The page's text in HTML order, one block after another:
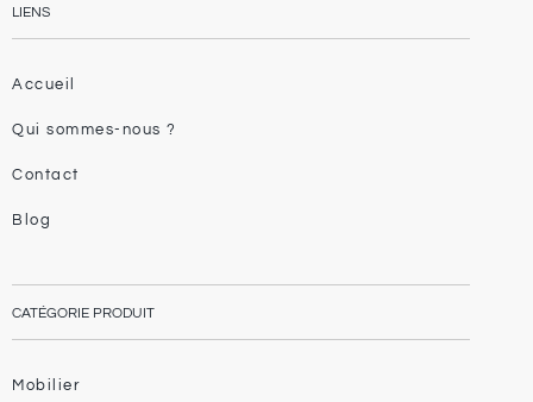
LIENS
Accueil
Qui sommes-nous ?
Contact
Blog
CATÉGORIE PRODUIT
Mobilier